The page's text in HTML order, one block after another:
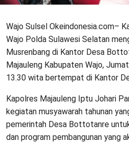
Wajo Sulsel Okeindonesia.com–
Wajo Polda Sulawesi Selatan
Musrenbang di Kantor Desa
Majauleng Kabupaten Wajo,
13.30 wita bertempat di Kantor
Kapolres Majauleng Iptu Johari
kegiatan musyawarah tahunan
pemerintah Desa Bottotanre
dan program pembangunan yang